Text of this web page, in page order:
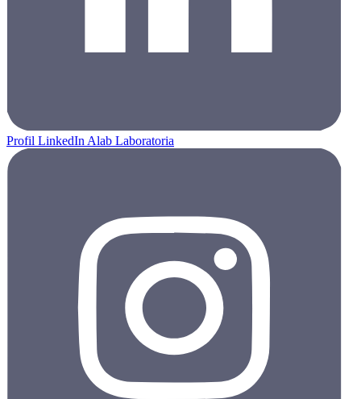
Profil LinkedIn Alab Laboratoria